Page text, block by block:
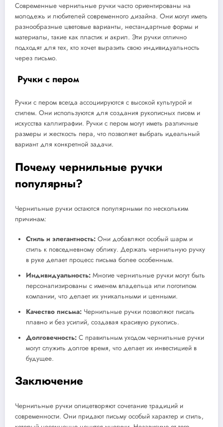
Современные чернильные ручки часто ориентированы на
молодежь и любителей современного дизайна. Они могут иметь
разнообразные цветовые варианты, нестандартные формы и
материалы, такие как пластик и акрил. Эти ручки отлично
подходят для тех, кто хочет выразить свою индивидуальность
через письмо.
Ручки с пером
Ручки с пером всегда ассоциируются с высокой культурой и
стилем. Они используются для создания рукописных писем и
искусства каллиграфии. Ручки с пером могут иметь различные
размеры и жесткость пера, что позволяет выбрать идеальный
вариант для конкретной задачи.
Почему чернильные ручки
популярны?
Чернильные ручки остаются популярными по нескольким
причинам:
Стиль и элегантность: Они добавляют особый шарм и
стиль к повседневному облику. Держать чернильную ручку
в руке делает процесс письма более особенным.
Индивидуальность: Многие чернильные ручки могут быть
персонализированы с именем владельца или логотипом
компании, что делает их уникальными и ценными.
Качество письма: Чернильные ручки позволяют писать
плавно и без усилий, создавая красивую рукопись.
Долговечность: С правильным уходом чернильные ручки
могут служить долгое время, что делает их инвестицией в
будущее.
Заключение
Чернильные ручки олицетворяют сочетание традиций и
современности. Они придают письму особый характер и стиль,